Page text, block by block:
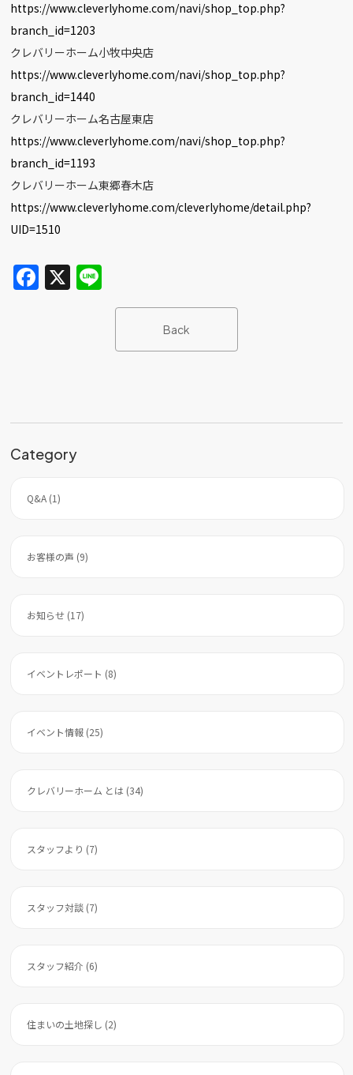
https://www.cleverlyhome.com/navi/shop_top.php?
branch_id=1203
クレバリーホーム小牧中央店
https://www.cleverlyhome.com/navi/shop_top.php?
branch_id=1440
クレバリーホーム名古屋東店
https://www.cleverlyhome.com/navi/shop_top.php?
branch_id=1193
クレバリーホーム東郷春木店
https://www.cleverlyhome.com/cleverlyhome/detail.php?
UID=1510
F
o
k
X
n
Back
Category
Q&A (1)
お客様の声 (9)
お知らせ (17)
イベントレポート (8)
イベント情報 (25)
クレバリーホーム とは (34)
スタッフより (7)
スタッフ対談 (7)
スタッフ紹介 (6)
住まいの土地探し (2)